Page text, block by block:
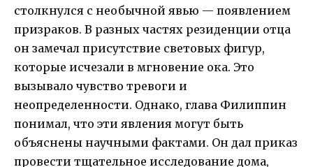
столкнулся с необычной явью — появлением
призраков. В разных частях резиденции отца
он замечал присутствие световых фигур,
которые исчезали в мгновение ока. Это
вызывало чувство тревоги и
неопределенности. Однако, глава Филиппин
понимал, что эти явления могут быть
объяснены научными фактами. Он дал приказ
провести тщательное исследование дома,